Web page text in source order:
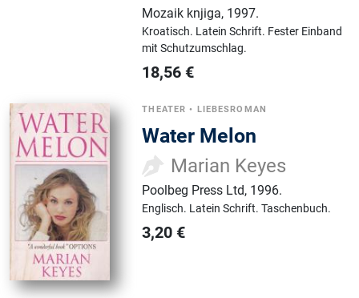
Mozaik knjiga, 1997.
Kroatisch. Latein Schrift. Fester Einband
mit Schutzumschlag.
18,56 €
THEATER • LIEBESROMAN
Water Melon
Marian Keyes
Poolbeg Press Ltd, 1996.
Englisch. Latein Schrift.Taschenbuch.
3,20 €